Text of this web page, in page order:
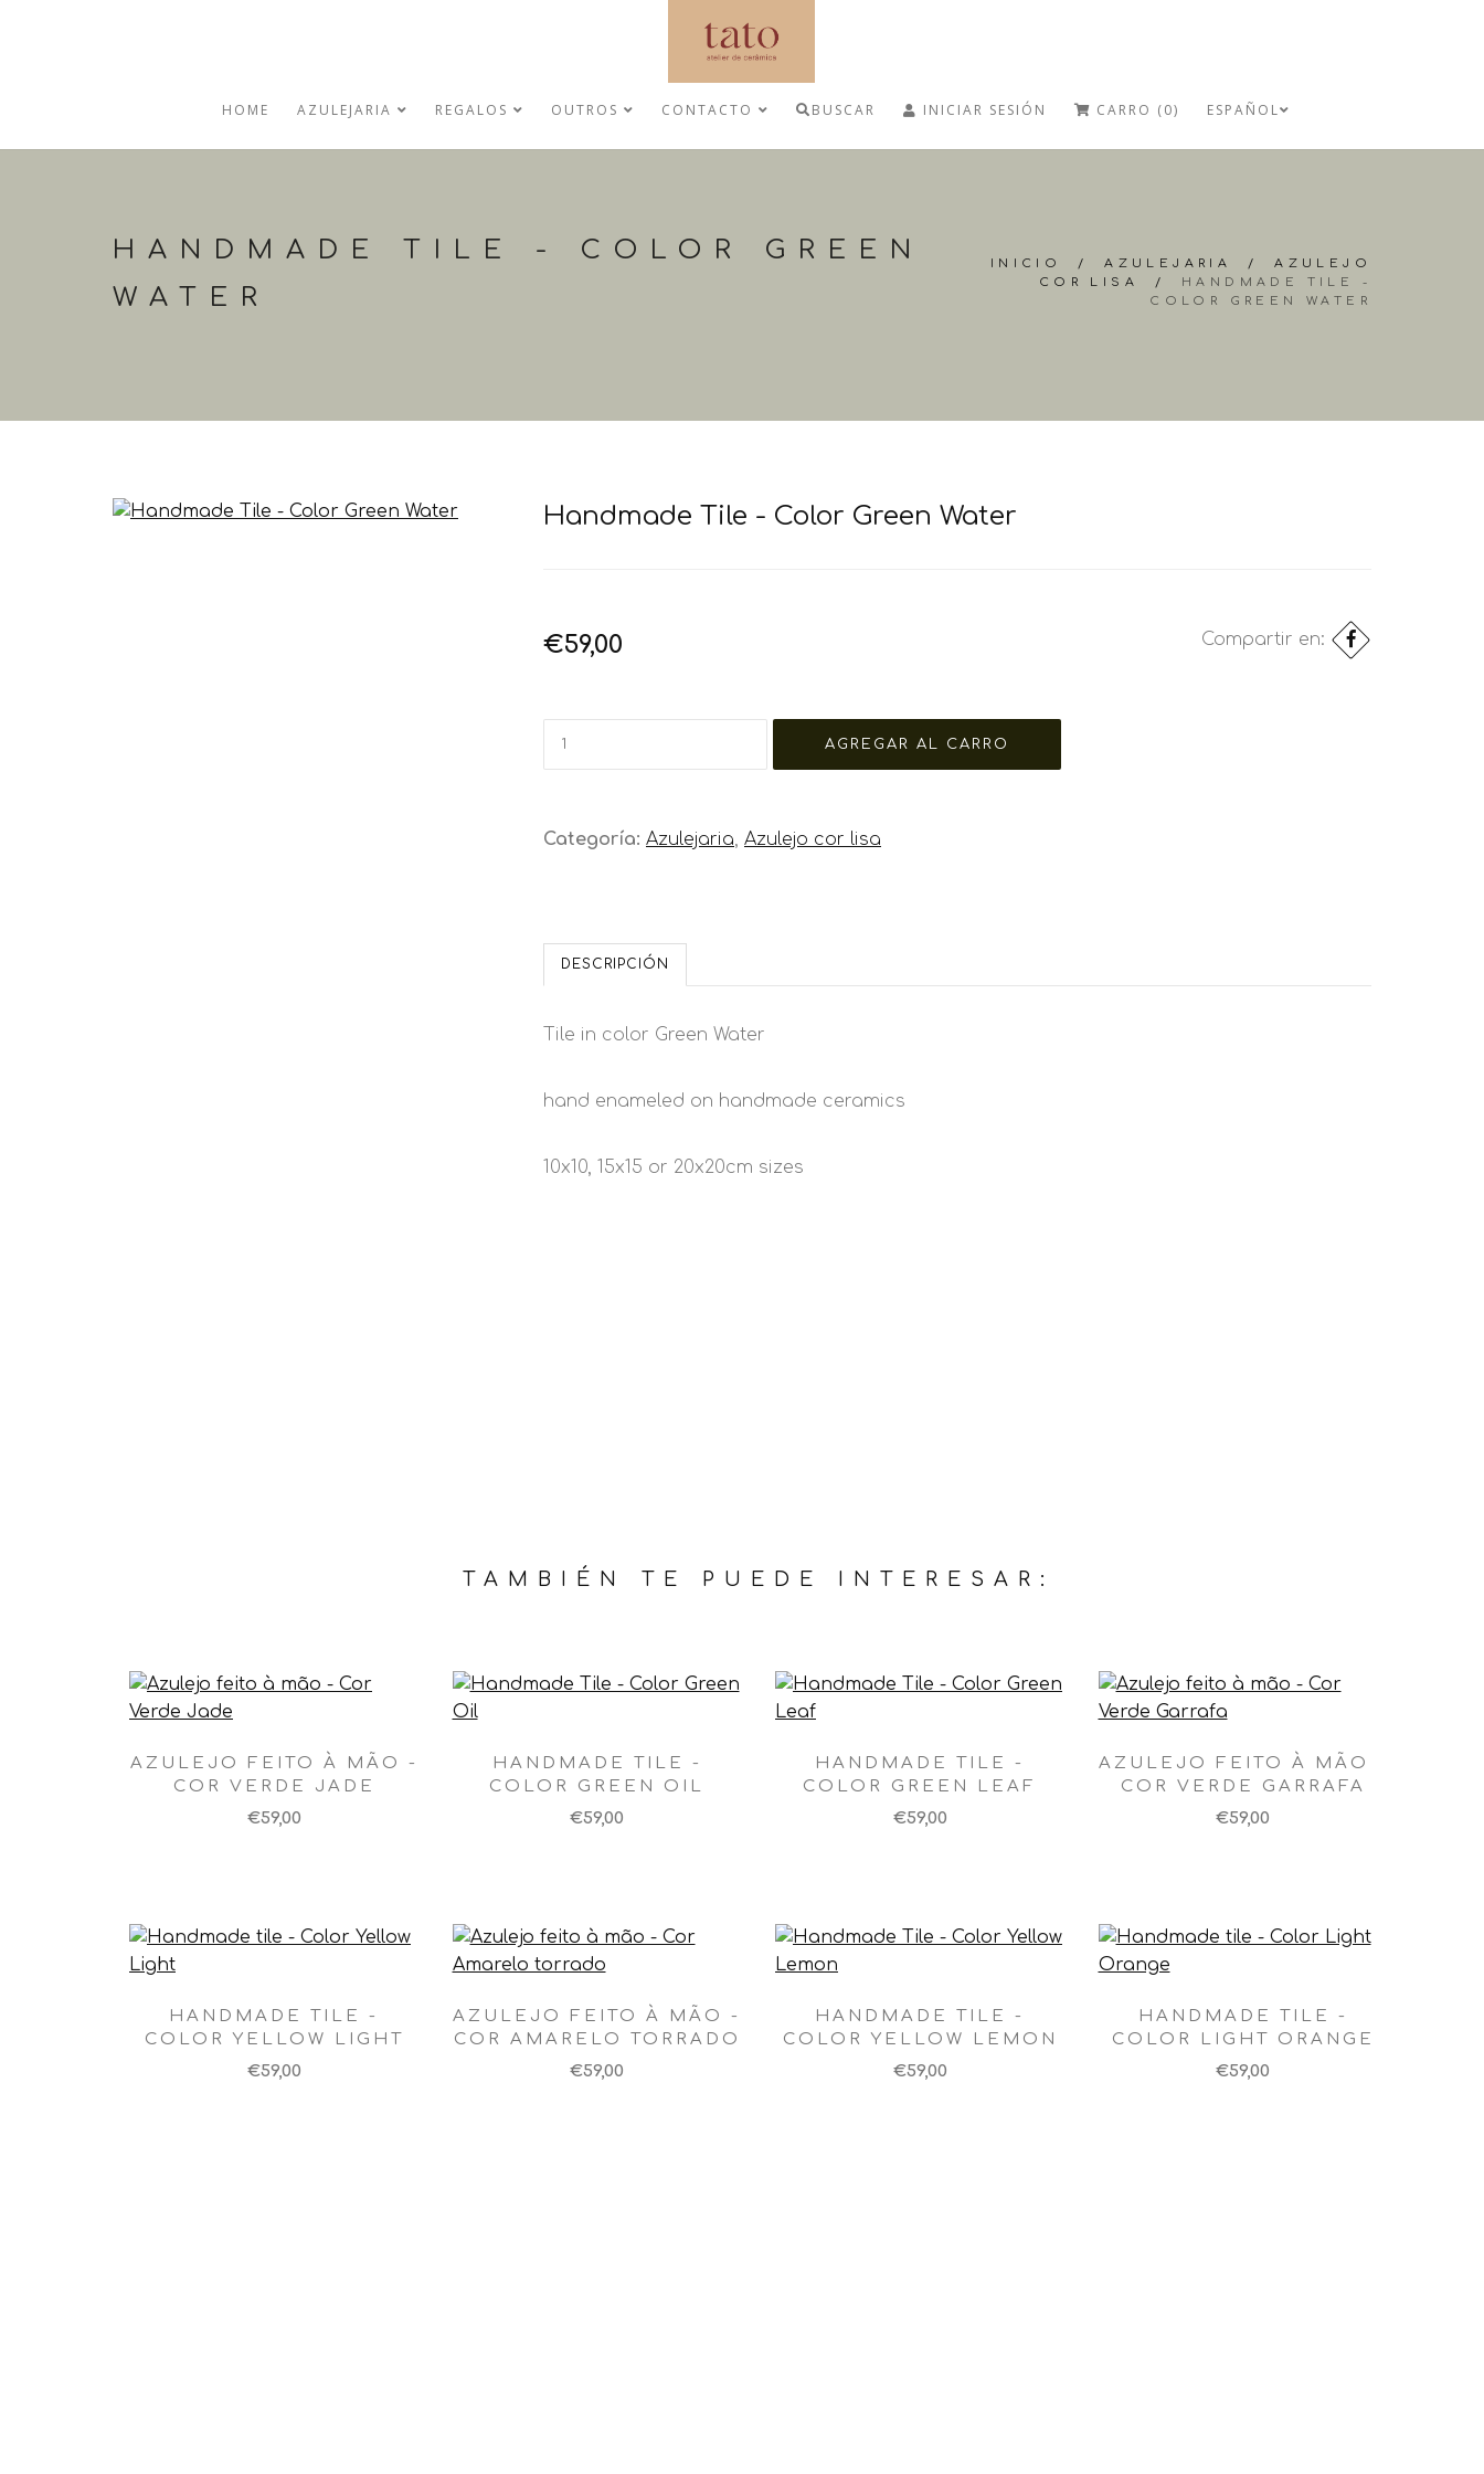
HOME AZULEJARIA REGALOS OUTROS CONTACTO BUSCAR INICIAR SESIÓN CARRO (0) ESPAÑOL
HANDMADE TILE - COLOR GREEN
WATER
INICIO /AZULEJARIA /AZULEJO
COR LISA
/ HANDMADE TILE -
COLOR GREEN WATER
Handmade Tile - Color Green Water
€59,00 Compartir en:
Categoría: Azulejaria, Azulejo cor lisa
DESCRIPCIÓN
Tile in color Green Water
hand enameled on handmade ceramics
10x10, 15x15 or 20x20cm sizes
TAMBIÉN TE PUEDE INTERESAR:
AZULEJO FEITO À MÃO -
COR VERDE JADE
€59,00
HANDMADE TILE -
COLOR GREEN OIL
€59,00
HANDMADE TILE -
COLOR GREEN LEAF
€59,00
AZULEJO FEITO À MÃO -
COR VERDE GARRAFA
€59,00
HANDMADE TILE -
COLOR YELLOW LIGHT
€59,00
AZULEJO FEITO À MÃO -
COR AMARELO TORRADO
€59,00
HANDMADE TILE -
COLOR YELLOW LEMON
€59,00
HANDMADE TILE -
COLOR LIGHT ORANGE
€59,00